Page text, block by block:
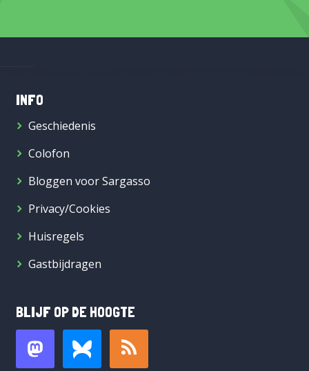
INFO
Geschiedenis
Colofon
Bloggen voor Sargasso
Privacy/Cookies
Huisregels
Gastbijdragen
BLIJF OP DE HOOGTE